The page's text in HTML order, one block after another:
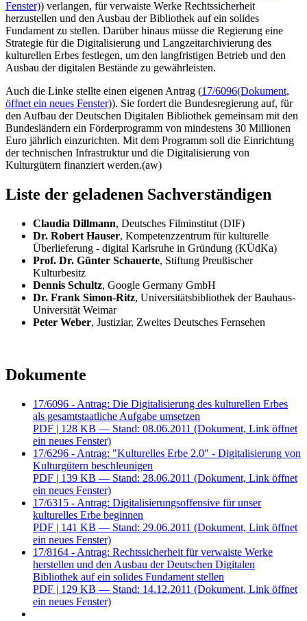
Fenster)) verlangen, für verwaiste Werke Rechtssicherheit
herzustellen und den Ausbau der Bibliothek auf ein solides
Fundament zu stellen. Darüber hinaus müsse die Regierung eine
Strategie für die Digitalisierung und Langzeitarchivierung des
kulturellen Erbes festlegen, um den langfristigen Betrieb und den
Ausbau der digitalen Bestände zu gewährleisten.
Auch die Linke stellte einen eigenen Antrag (17/6096(Dokument,
öffnet ein neues Fenster)). Sie fordert die Bundesregierung auf, für
den Aufbau der Deutschen Digitalen Bibliothek gemeinsam mit den
Bundesländern ein Förderprogramm von mindestens 30 Millionen
Euro jährlich einzurichten. Mit dem Programm soll die Einrichtung
der technischen Infrastruktur und die Digitalisierung von
Kulturgütern finanziert werden.(aw)
Liste der geladenen Sachverständigen
Claudia Dillmann, Deutsches Filminstitut (DIF)
Dr. Robert Hauser, Kompetenzzentrum für kulturelle
Überlieferung - digital Karlsruhe in Gründung (KÜdKa)
Prof. Dr. Günter Schauerte, Stiftung Preußischer
Kulturbesitz
Dennis Schultz, Google Germany GmbH
Dr. Frank Simon-Ritz, Universitätsbibliothek der Bauhaus-
Universität Weimar
Peter Weber, Justiziar, Zweites Deutsches Fernsehen
Dokumente
17/6096 - Antrag: Die Digitalisierung des kulturellen Erbes
als gesamtstaatliche Aufgabe umsetzen
PDF | 128 KB — Stand: 08.06.2011 (Dokument, Link öffnet
ein neues Fenster)
17/6296 - Antrag: "Kulturelles Erbe 2.0" - Digitalisierung von
Kulturgütern beschleunigen
PDF | 139 KB — Stand: 28.06.2011 (Dokument, Link öffnet
ein neues Fenster)
17/6315 - Antrag: Digitalisierungsoffensive für unser
kulturelles Erbe beginnen
PDF | 141 KB — Stand: 29.06.2011 (Dokument, Link öffnet
ein neues Fenster)
17/8164 - Antrag: Rechtssicherheit für verwaiste Werke
herstellen und den Ausbau der Deutschen Digitalen
Bibliothek auf ein solides Fundament stellen
PDF | 129 KB — Stand: 14.12.2011 (Dokument, Link öffnet
ein neues Fenster)